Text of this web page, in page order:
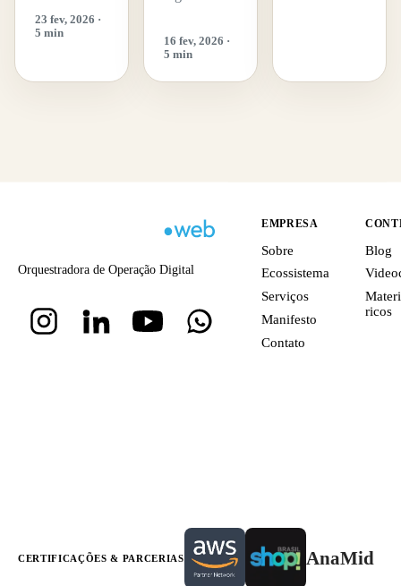
23 fev, 2026 ·
5 min
16 fev, 2026 ·
5 min
Orquestradora de Operação Digital
EMPRESA
Sobre
Ecossistema
Serviços
Manifesto
Contato
Blog
ricos
CERTIFICAÇÕES & PARCERIAS AnaMid